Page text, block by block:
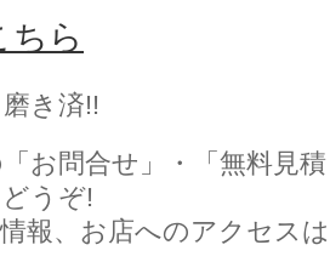
ちら
き済!!
お問合せ」・「無料見
うぞ!
報、お店へのアクセス